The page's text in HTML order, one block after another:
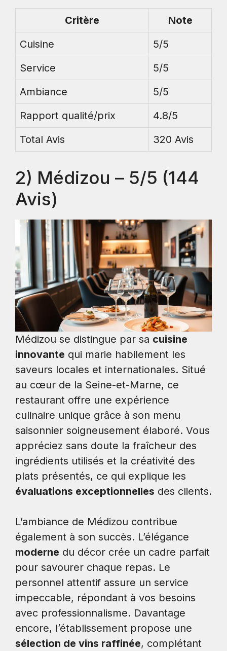
Critère
Note
Cuisine
5/5
Service
5/5
Ambiance
5/5
Rapport qualité/prix
4.8/5
Total Avis
320 Avis
2) Médizou – 5/5 (144
Avis)
Médizou se distingue par sa cuisine
innovante qui marie habilement les
saveurs locales et internationales. Situé
au cœur de la Seine-et-Marne, ce
restaurant offre une expérience
culinaire unique grâce à son menu
saisonnier soigneusement élaboré. Vous
appréciez sans doute la fraîcheur des
ingrédients utilisés et la créativité des
plats présentés, ce qui explique les
évaluations exceptionnelles des clients.
L’ambiance de Médizou contribue
également à son succès. L’élégance
moderne du décor crée un cadre parfait
pour savourer chaque repas. Le
personnel attentif assure un service
impeccable, répondant à vos besoins
avec professionnalisme. Davantage
encore, l’établissement propose une
sélection de vins raffinée, complétant